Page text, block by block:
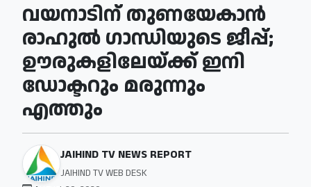
വയനാടിന് തുണയേകാൻ
രാഹുല്‍ ഗാന്ധിയുടെ ജീപ്പ്;
ഊരുകളിലേയ്ക്ക് ഇനി
ഡോക്ടറും മരുന്നും
എത്തും
JAIHIND TV NEWS REPORT
JAIHIND TV WEB DESK